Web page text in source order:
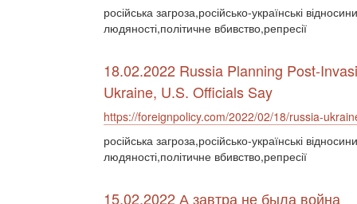
російська загроза,російсько-українські
людяності,політичне вбивство,репресії
18.02.2022 Russia Planning Post-
Ukraine, U.S. Officials Say
https://foreignpolicy.com/2022/02/18/russia-
російська загроза,російсько-українські
людяності,політичне вбивство,репресії
15.02.2022 А завтра не была война